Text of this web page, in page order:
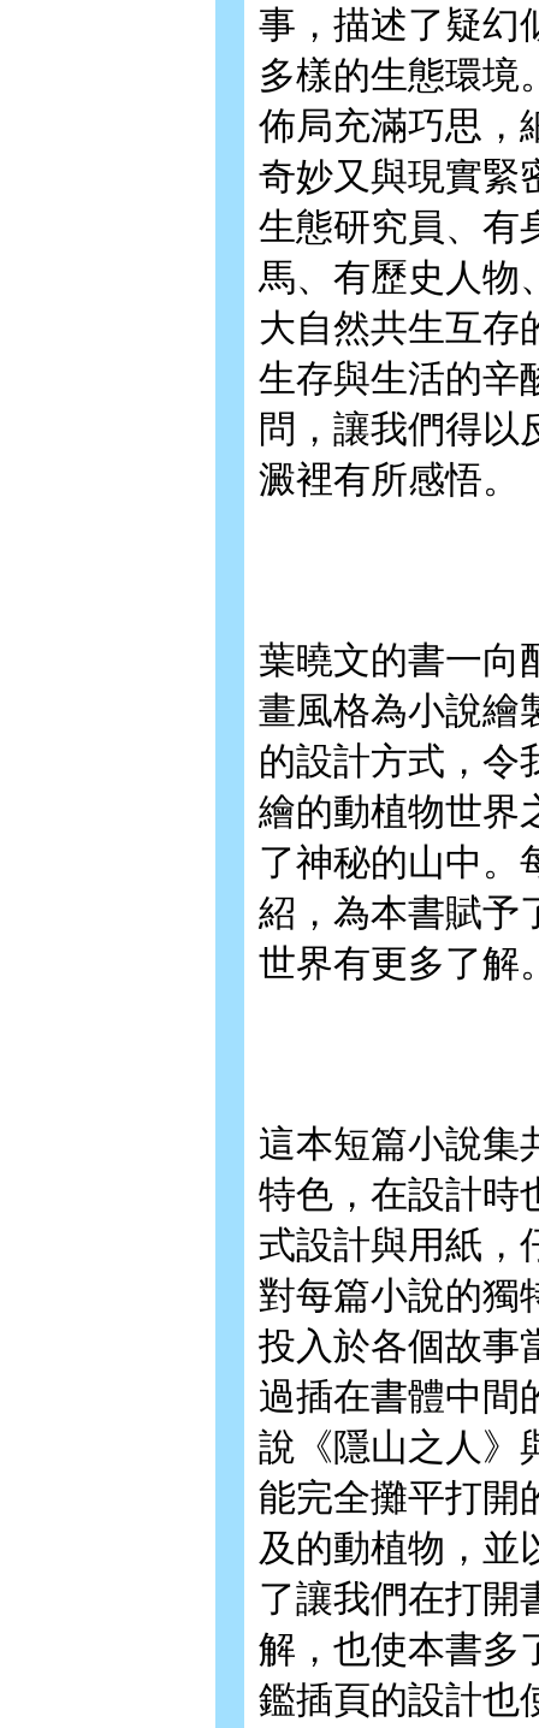
事，描述了疑幻
多樣的生態環境
佈局充滿巧思，
奇妙又與現實緊
生態研究員、有
馬、有歷史人
大自然共生互存
生存與生活的辛
問，讓我們得以
澱裡有所感悟。
葉曉文的書一向
畫風格為小說繪
的設計方式，令
繪的動植物世界
了神秘的山中。
紹，為本書賦予
世界有更多了解
這本短篇小說集
特色，在設計時
式設計與用紙，
對每篇小說的獨
投入於各個故事
過插在書體中間
說《隱山之人》
能完全攤平打開
及的動植物，並
了讓我們在打開
解，也使本書多
鑑插頁的設計也